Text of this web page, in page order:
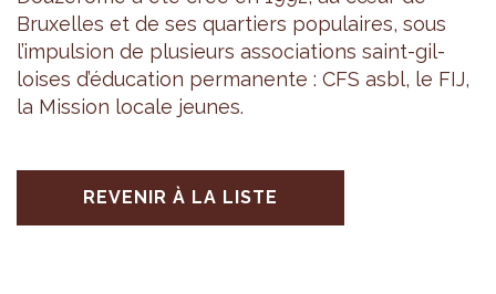
Bruxelles et de ses quar­tiers popu­laires, sous
l’im­pul­sion de plu­sieurs asso­cia­tions saint-gil­
loises d’édu­ca­tion per­ma­nente : CFS asbl, le FIJ,
la Mis­sion locale jeunes.
REVENIR À LA LISTE